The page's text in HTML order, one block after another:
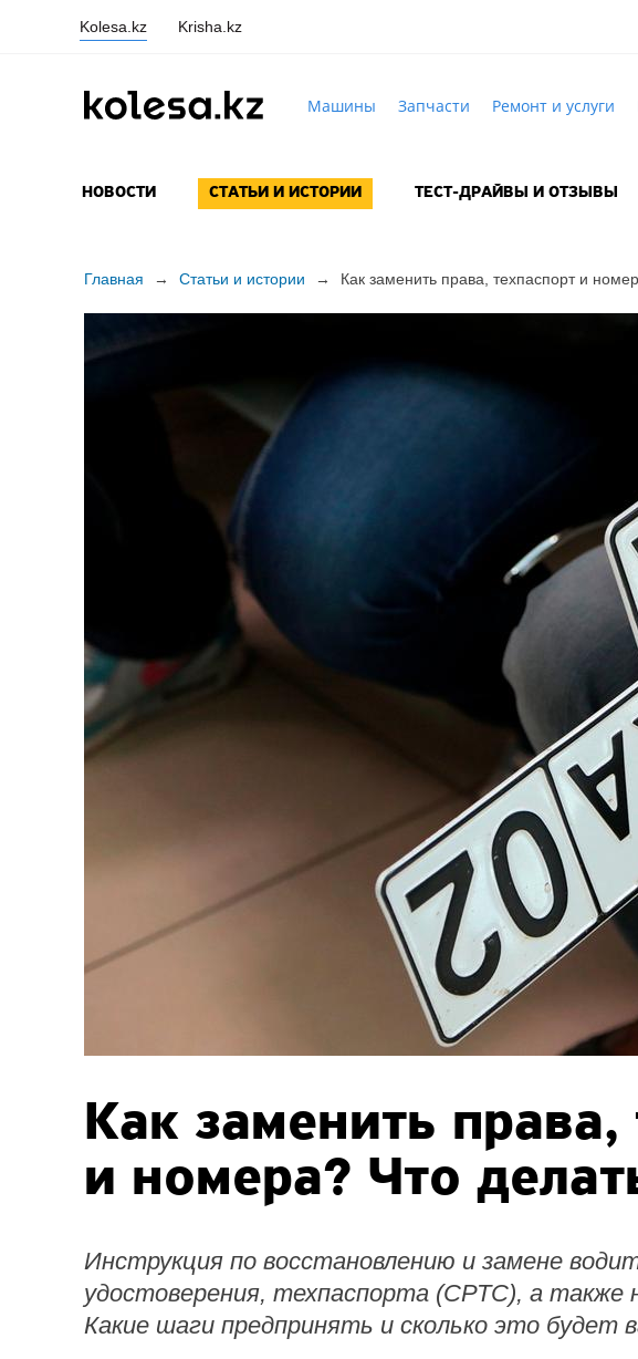
Kolesa.kz Krisha.kz
Машины Запчасти Ремонт и услуги
НОВОСТИ СТАТЬИ И ИСТОРИИ ТЕСТ-ДРАЙВЫ И ОТЗЫВЫ
Главная → Статьи и истории → Как заменить права, техпаспорт и
Как заменить права,
и номера? Что
Инструкция по восстановлению и замене
удостоверения, техпаспорта (СРТС), а также
Какие шаги предпринять и сколько это будет